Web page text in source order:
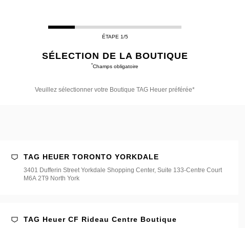
ÉTAPE 1/5
SÉLECTION DE LA BOUTIQUE
*Champs obligatoire
Veuillez sélectionner votre Boutique TAG Heuer préférée*
TAG HEUER TORONTO YORKDALE
3401 Dufferin Street Yorkdale Shopping Center, Suite 133-Centre Court
M6A 2T9 North York
TAG Heuer CF Rideau Centre Boutique